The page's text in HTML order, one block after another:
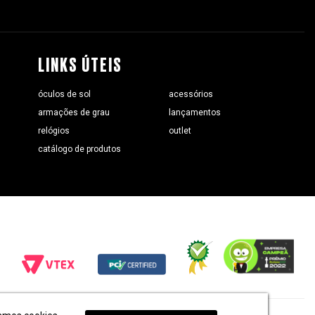
LINKS ÚTEIS
óculos de sol
acessórios
armações de grau
lançamentos
relógios
outlet
catálogo de produtos